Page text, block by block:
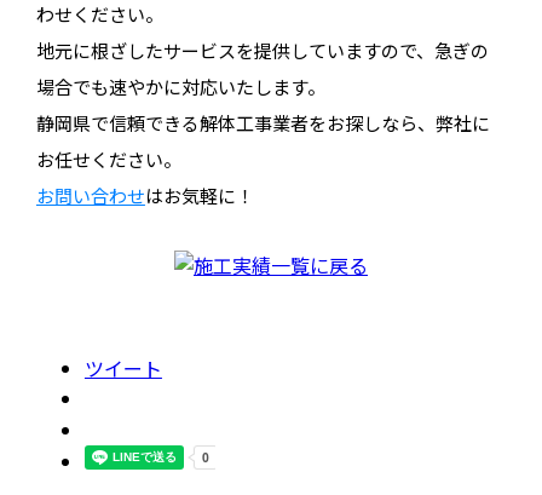
わせください。
地元に根ざしたサービスを提供していますので、急ぎの
場合でも速やかに対応いたします。
静岡県で信頼できる解体工事業者をお探しなら、弊社に
お任せください。
お問い合わせはお気軽に！
ツイート